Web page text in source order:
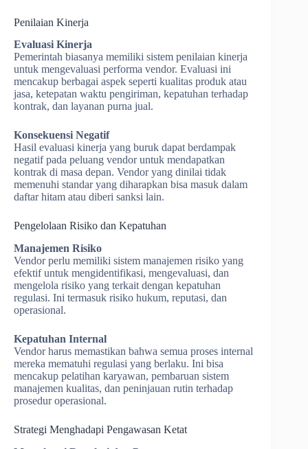
Penilaian Kinerja
Evaluasi Kinerja
Pemerintah biasanya memiliki sistem penilaian kinerja
untuk mengevaluasi performa vendor. Evaluasi ini
mencakup berbagai aspek seperti kualitas produk atau
jasa, ketepatan waktu pengiriman, kepatuhan terhadap
kontrak, dan layanan purna jual.
Konsekuensi Negatif
Hasil evaluasi kinerja yang buruk dapat berdampak
negatif pada peluang vendor untuk mendapatkan
kontrak di masa depan. Vendor yang dinilai tidak
memenuhi standar yang diharapkan bisa masuk dalam
daftar hitam atau diberi sanksi lain.
Pengelolaan Risiko dan Kepatuhan
Manajemen Risiko
Vendor perlu memiliki sistem manajemen risiko yang
efektif untuk mengidentifikasi, mengevaluasi, dan
mengelola risiko yang terkait dengan kepatuhan
regulasi. Ini termasuk risiko hukum, reputasi, dan
operasional.
Kepatuhan Internal
Vendor harus memastikan bahwa semua proses internal
mereka mematuhi regulasi yang berlaku. Ini bisa
mencakup pelatihan karyawan, pembaruan sistem
manajemen kualitas, dan peninjauan rutin terhadap
prosedur operasional.
Strategi Menghadapi Pengawasan Ketat